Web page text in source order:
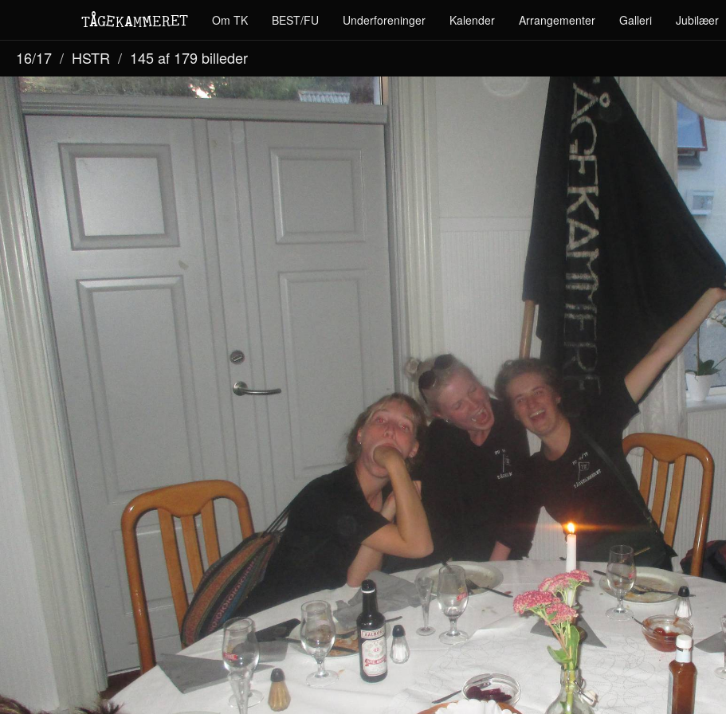
TÅGEKAMMERET Om TK BEST/FU Underforeninger Kalender Arrangementer Galleri Jubilæer
16/17 HSTR 145 af 179 billeder